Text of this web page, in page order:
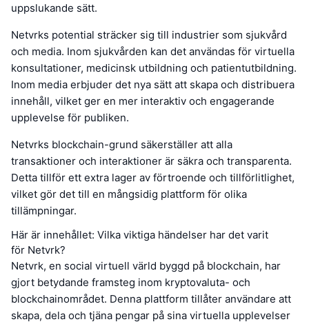
uppslukande sätt.
Netvrks potential sträcker sig till industrier som sjukvård
och media. Inom sjukvården kan det användas för virtuella
konsultationer, medicinsk utbildning och patientutbildning.
Inom media erbjuder det nya sätt att skapa och distribuera
innehåll, vilket ger en mer interaktiv och engagerande
upplevelse för publiken.
Netvrks blockchain-grund säkerställer att alla
transaktioner och interaktioner är säkra och transparenta.
Detta tillför ett extra lager av förtroende och tillförlitlighet,
vilket gör det till en mångsidig plattform för olika
tillämpningar.
Här är innehållet: Vilka viktiga händelser har det varit
för Netvrk?
Netvrk, en social virtuell värld byggd på blockchain, har
gjort betydande framsteg inom kryptovaluta- och
blockchainområdet. Denna plattform tillåter användare att
skapa, dela och tjäna pengar på sina virtuella upplevelser